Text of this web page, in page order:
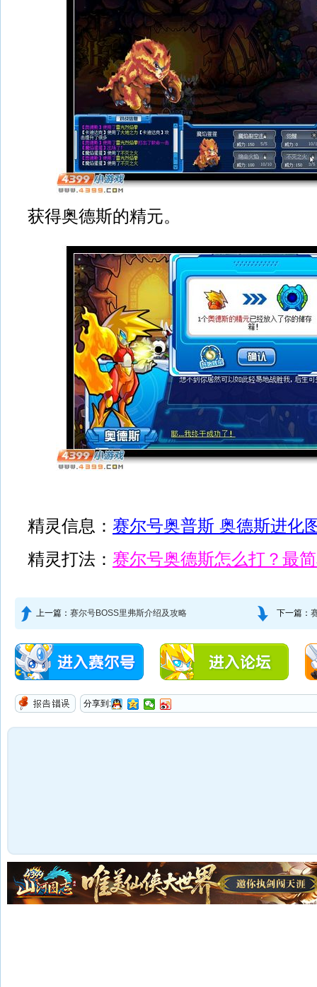
获得奥德斯的精元。
精灵信息： 赛尔号奥普斯 奥德斯进化
精灵打法： 赛尔号奥德斯怎么打？最
上一篇： 赛尔号BOSS里弗斯介绍及攻略 下一篇：
报告错误
分享到: